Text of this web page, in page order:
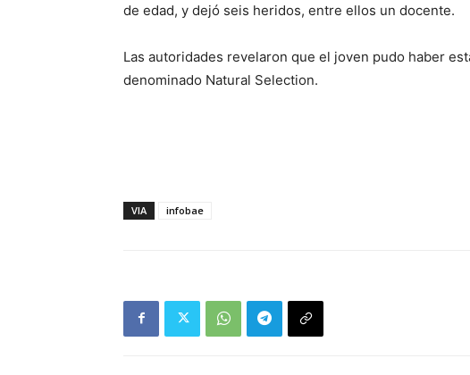
de edad, y dejó seis heridos, entre ellos un docente.
Las autoridades revelaron que el joven pudo haber
denominado Natural Selection.
VIA infobae